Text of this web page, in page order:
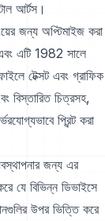
আর্টস।
জন্য অপ্টিমাইজ করা
এবং এটি 1982 সালে
টেক্সট এবং গ্রাফিক
বিস্তারিত চিত্রসহ,
প্রিন্ট করা
জন্য এর
যে বিভিন্ন ডিভাইসে
উপর ভিত্তি করে